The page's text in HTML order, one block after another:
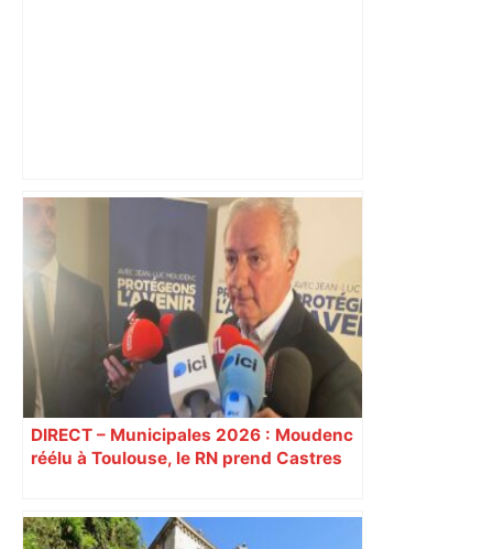
Vous pensiez que c’était comme une
voiture ? La vérité sur les avions qui
reculent – ici.fr
DIRECT – Municipales 2026 : Moudenc
réélu à Toulouse, le RN prend Castres